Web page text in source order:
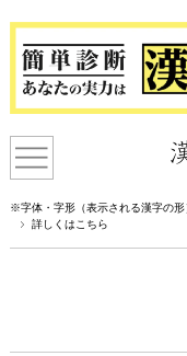
※字体・字形（表示される漢字の形
詳しくはこちら